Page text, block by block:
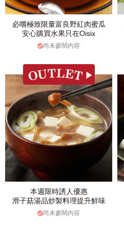
必嚐極致限量富良野紅肉蜜瓜
安心購買水果只在Oisix
尚未參閱內容
本週限時誘人優惠
滑子菇湯品炒製料理提升鮮味
尚未參閱內容